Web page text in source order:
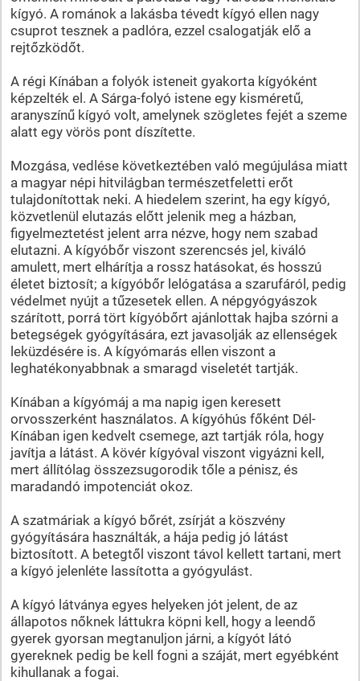
kígyó. A románok a lakásba tévedt kígyó ellen nagy
csuprot tesznek a padlóra, ezzel csalogatják elő a
rejtőzködőt.
A régi Kínában a folyók isteneit gyakorta kígyóként
képzelték el. A Sárga-folyó istene egy kisméretű,
aranyszínű kígyó volt, amelynek szögletes fejét a szeme
alatt egy vörös pont díszítette.
Mozgása, vedlése következtében való megújulása miatt
a magyar népi hitvilágban természetfeletti erőt
tulajdonítottak neki. A hiedelem szerint, ha egy kígyó,
közvetlenül elutazás előtt jelenik meg a házban,
figyelmeztetést jelent arra nézve, hogy nem szabad
elutazni. A kígyóbőr viszont szerencsés jel, kiváló
amulett, mert elhárítja a rossz hatásokat, és hosszú
életet biztosít; a kígyóbőr lelógatása a szarufáról, pedig
védelmet nyújt a tűzesetek ellen. A népgyógyászok
szárított, porrá tört kígyóbőrt ajánlottak hajba szórni a
betegségek gyógyítására, ezt javasolják az ellenségek
leküzdésére is. A kígyómarás ellen viszont a
leghatékonyabbnak a smaragd viseletét tartják.
Kínában a kígyómáj a ma napig igen keresett
orvosszerként használatos. A kígyóhús főként Dél-
Kínában igen kedvelt csemege, azt tartják róla, hogy
javítja a látást. A kövér kígyóval viszont vigyázni kell,
mert állítólag összezsugorodik tőle a pénisz, és
maradandó impotenciát okoz.
A szatmáriak a kígyó bőrét, zsírját a köszvény
gyógyítására használták, a hája pedig jó látást
biztosított. A betegtől viszont távol kellett tartani, mert
a kígyó jelenléte lassította a gyógyulást.
A kígyó látványa egyes helyeken jót jelent, de az
állapotos nőknek láttukra köpni kell, hogy a leendő
gyerek gyorsan megtanuljon járni, a kígyót látó
gyereknek pedig be kell fogni a száját, mert egyébként
kihullanak a fogai.